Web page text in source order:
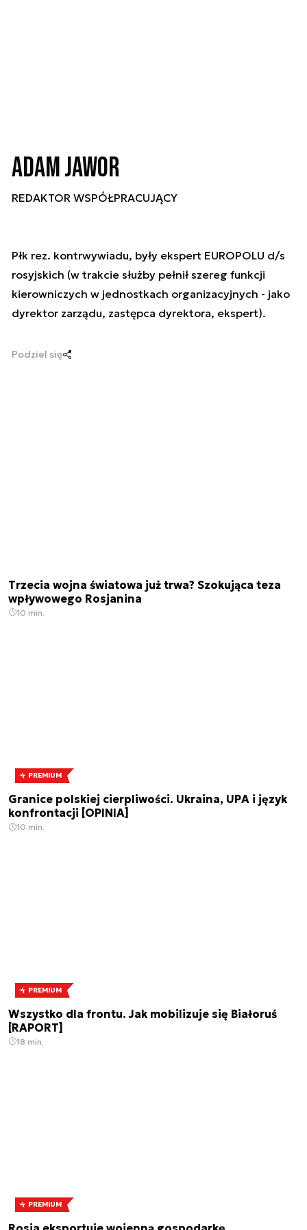
Adam Jawor
REDAKTOR WSPÓŁPRACUJĄCY
Płk rez. kontrwywiadu, były ekspert EUROPOLU d/s
rosyjskich (w trakcie służby pełnił szereg funkcji
kierowniczych w jednostkach organizacyjnych - jako
dyrektor zarządu, zastępca dyrektora, ekspert).
Podziel się
Trzecia wojna światowa już trwa? Szokująca teza
wpływowego Rosjanina
10 min.
PREMIUM
Granice polskiej cierpliwości. Ukraina, UPA i język
konfrontacji [OPINIA]
10 min.
PREMIUM
Wszystko dla frontu. Jak mobilizuje się Białoruś
[RAPORT]
18 min.
PREMIUM